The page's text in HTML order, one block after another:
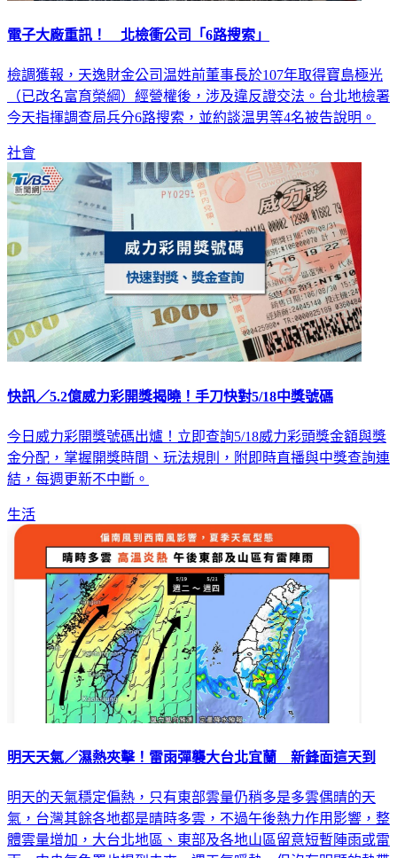
電子大廠重訊！ 北檢衝公司「6路搜索」
檢調獲報，天逸財金公司温姓前董事長於107年取得寶島極光
（已改名富育榮綱）經營權後，涉及違反證交法。台北地檢署
今天指揮調查局兵分6路搜索，並約談温男等4名被告說明。
社會
快訊／5.2億威力彩開獎揭曉！手刀快對5/18中獎號碼
今日威力彩開獎號碼出爐！立即查詢5/18威力彩頭獎金額與獎
金分配，掌握開獎時間、玩法規則，附即時直播與中獎查詢連
結，每週更新不中斷。
生活
明天天氣／濕熱夾擊！雷雨彈襲大台北宜蘭 新鋒面這天到
明天的天氣穩定偏熱，只有東部雲量仍稍多是多雲偶晴的天
氣，台灣其餘各地都是晴時多雲，不過午後熱力作用影響，整
體雲量增加，大台北地區、東部及各地山區留意短暫陣雨或雷